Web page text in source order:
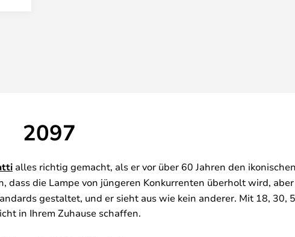
2097
alles richtig gemacht, als er vor über 60 Jahren den
die Lampe von jüngeren Konkurrenten überholt wird,
gestaltet, und er sieht aus wie kein anderer. Mit 18, 30,
in Ihrem Zuhause schaffen.